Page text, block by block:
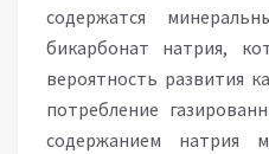
содержатся
бикарбонат натрия,
вероятность развития
потребление
содержанием натрия